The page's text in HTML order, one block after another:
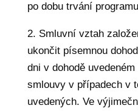
po dobu trvání
2. Smluvní vztah
ukončit písemnou
dni v dohodě
smlouvy v případech v
uvedených. Ve